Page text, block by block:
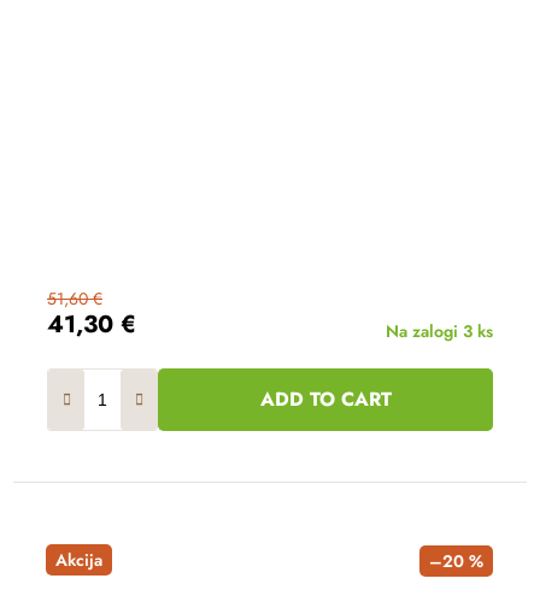
41,30 €
51,60 €
Na zalogi 3 ks
ADD TO CART
Akcija –20 %